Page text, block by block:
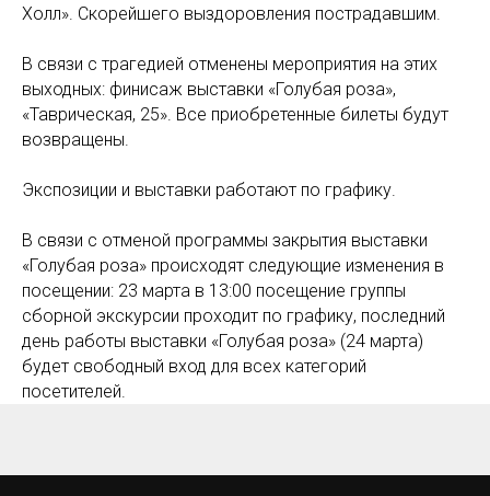
Холл». Скорейшего выздоровления пострадавшим.
В связи с трагедией отменены мероприятия на этих
выходных: финисаж выставки «Голубая роза»,
«Таврическая, 25». Все приобретенные билеты будут
возвращены.
Экспозиции и выставки работают по графику.
В связи с отменой программы закрытия выставки
«Голубая роза» происходят следующие изменения в
посещении: 23 марта в 13:00 посещение группы
сборной экскурсии проходит по графику, последний
день работы выставки «Голубая роза» (24 марта)
будет свободный вход для всех категорий
посетителей.